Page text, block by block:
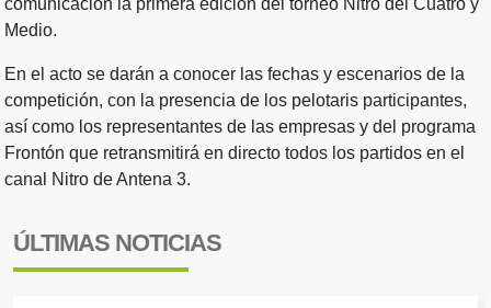
Medio.
En el acto se darán a conocer las fechas y escenarios de la
competición, con la presencia de los pelotaris participantes,
así como los representantes de las empresas y del programa
Frontón que retransmitirá en directo todos los partidos en el
canal Nitro de Antena 3.
ÚLTIMAS NOTICIAS